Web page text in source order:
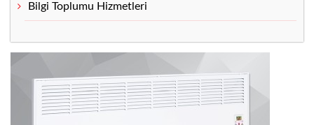
Bilgi Toplumu Hizmetleri